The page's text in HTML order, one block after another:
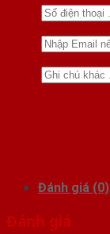
Đánh giá (0)
Đánh giá